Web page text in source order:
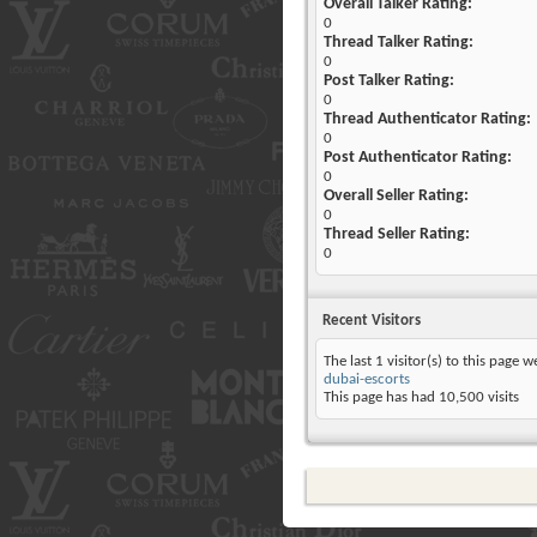
Overall Talker Rating:
0
Thread Talker Rating:
0
Post Talker Rating:
0
Thread Authenticator Rating:
0
Post Authenticator Rating:
0
Overall Seller Rating:
0
Thread Seller Rating:
0
Recent Visitors
The last 1 visitor(s) to this page
dubai-escorts
This page has had 10,500visits